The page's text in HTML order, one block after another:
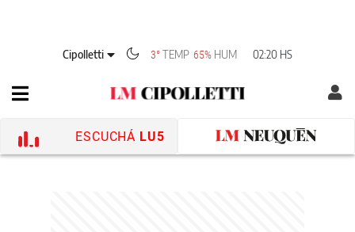
Cipolletti 3°TEMP 65% HUM 02:20 HS
ESCUCHÁ LU5